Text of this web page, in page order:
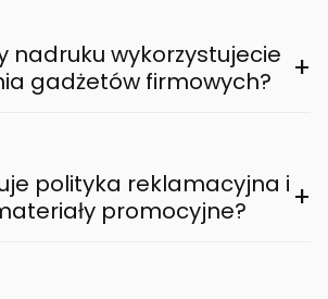
nadruku wykorzystujecie
gadżetów firmowych?
+
polityka reklamacyjna i
promocyjne?
+